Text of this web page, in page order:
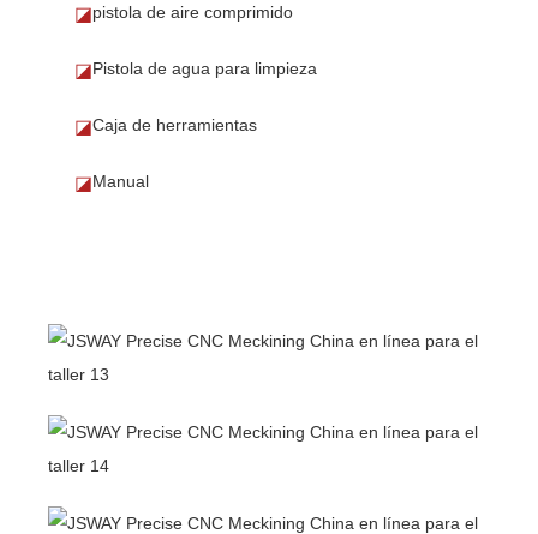
◪pistola de aire comprimido
◪Pistola de agua para limpieza
◪Caja de herramientas
◪Manual